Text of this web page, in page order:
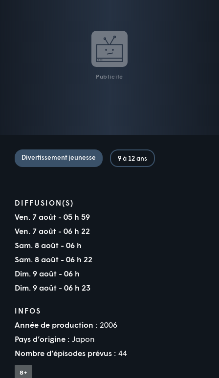
Publicité
Divertissement jeunesse 9 à 12 ans
DIFFUSION(S)
Ven. 7 août - 05 h 59
Ven. 7 août - 06 h 22
Sam. 8 août - 06 h
Sam. 8 août - 06 h 22
Dim. 9 août - 06 h
Dim. 9 août - 06 h 23
INFOS
Année de production : 2006
Pays d’origine : Japon
Nombre d’épisodes prévus : 44